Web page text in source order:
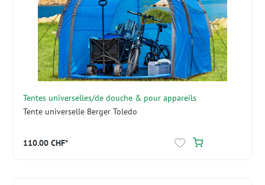
Tentes universelles/de douche & pour appareils
Tente universelle Berger Toledo
110.00 CHF*